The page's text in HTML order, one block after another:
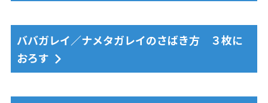
ババガレイ／ナメタガレイのさばき方 ３枚に
おろす